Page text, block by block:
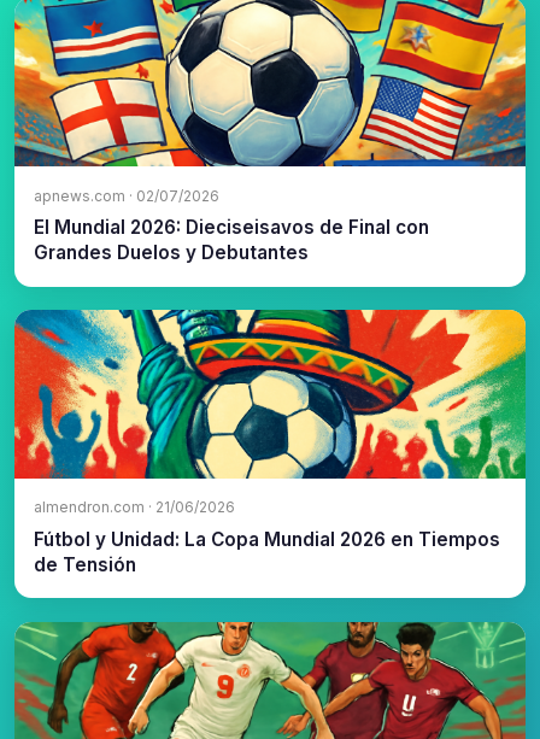
apnews.com · 02/07/2026
El Mundial 2026: Dieciseisavos de Final con
Grandes Duelos y Debutantes
almendron.com · 21/06/2026
Fútbol y Unidad: La Copa Mundial 2026 en Tiempos
de Tensión